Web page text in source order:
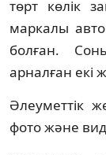
төрт көлік
маркалы
болған.
арналған екі
Әлеуметтік
фото және